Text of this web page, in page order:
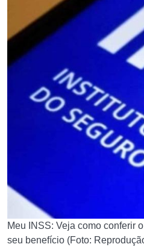
Meu INSS: Veja como conferir
seu benefício (Foto: